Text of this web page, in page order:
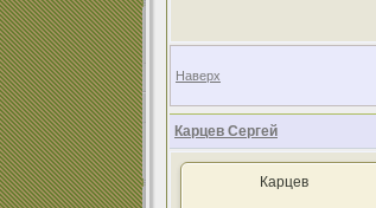
Наверх
Карцев Сергей
Карцев